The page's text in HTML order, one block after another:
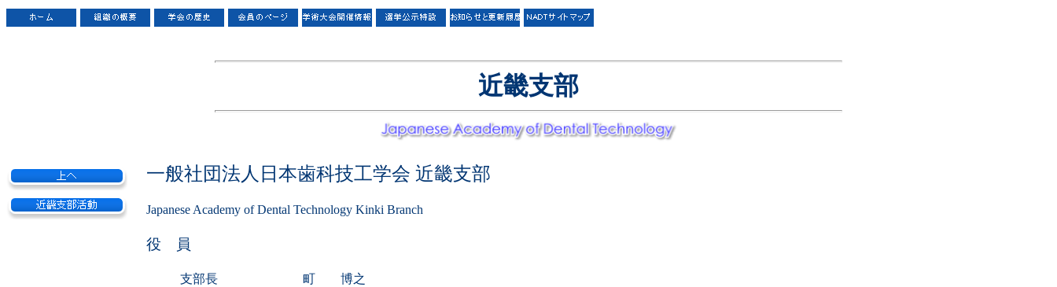
近畿支部
一般社団法人日本歯科技工学会 近畿支部
Japanese Academy of Dental Technology Kinki Branch
役 員
支部長
町 博之